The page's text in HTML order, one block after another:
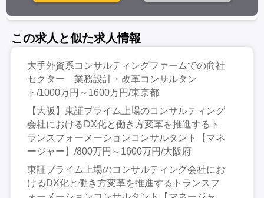
この求人と似た求人情報
大手外資系コンサルティングファームでの商社
セクター 業務設計・改革コンサルタン
ト/1000万円～1600万円/東京都
【大阪】東証プライム上場のコンサルティング
会社におけるDX化と働き方変革を推進するト
ランスフォーメーションコンサルタント【マネ
ージャー】/800万円～1600万円/大阪府
東証プライム上場のコンサルティング会社にお
けるDX化と働き方変革を推進するトランスフ